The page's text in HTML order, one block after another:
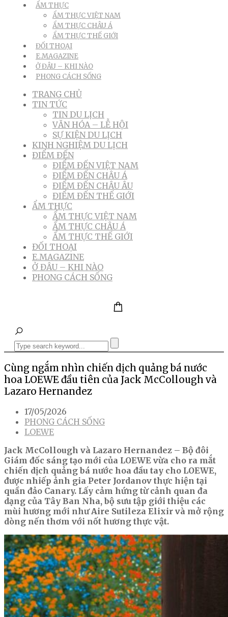
ẨM THỰC
ẨM THỰC VIỆT NAM
ẨM THỰC CHÂU Á
ẨM THỰC THẾ GIỚI
ĐỐI THOẠI
E.MAGAZINE
Ở ĐÂU – KHI NÀO
PHONG CÁCH SỐNG
TRANG CHỦ
TIN TỨC
TIN DU LỊCH
VĂN HÓA – LỄ HỘI
SỰ KIỆN DU LỊCH
KINH NGHIỆM DU LỊCH
ĐIỂM ĐẾN
ĐIỂM ĐẾN VIỆT NAM
ĐIỂM ĐẾN CHÂU Á
ĐIỂM ĐẾN CHÂU ÂU
ĐIỂM ĐẾN THẾ GIỚI
ẨM THỰC
ẨM THỰC VIỆT NAM
ẨM THỰC CHÂU Á
ẨM THỰC THẾ GIỚI
ĐỐI THOẠI
E.MAGAZINE
Ở ĐÂU – KHI NÀO
PHONG CÁCH SỐNG
Cùng ngắm nhìn chiến dịch quảng bá nước
hoa LOEWE đầu tiên của Jack McCollough và
Lazaro Hernandez
17/05/2026
PHONG CÁCH SỐNG
LOEWE
Jack McCollough và Lazaro Hernandez – Bộ đôi
Giám đốc sáng tạo mới của LOEWE vừa cho ra mắt
chiến dịch quảng bá nước hoa đầu tay cho LOEWE,
được nhiếp ảnh gia Peter Jordanov thực hiện tại
quần đảo Canary. Lấy cảm hứng từ cảnh quan đa
dạng của Tây Ban Nha, bộ sưu tập giới thiệu các
mùi hương mới như Aire Sutileza Elixir và mở rộng
dòng nến thơm với nốt hương thực vật.